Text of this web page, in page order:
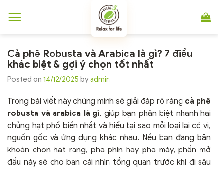
đến
Cà phê Robusta và Arabica là gì? 7 điều
khác biệt & gợi ý chọn tốt nhất
Posted on 14/12/2025 byadmin
Trong bài viết này chúng mình sẽ giải đáp rõ ràng cà phê
robusta và arabica là gì, giúp bạn phân biệt nhanh hai
chủng hạt phổ biến nhất và hiểu tại sao mỗi loại lại có vị,
nguồn gốc và ứng dụng khác nhau. Nếu bạn đang băn
khoăn chọn hạt rang, pha phin hay pha máy, phần mở
đầu này sẽ cho bạn cái nhìn tổng quan trước khi đi sâu